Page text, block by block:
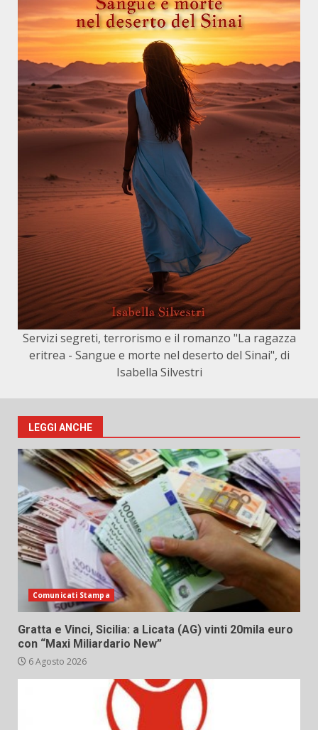
Servizi segreti, terrorismo e il romanzo "La ragazza
eritrea - Sangue e morte nel deserto del Sinai", di
Isabella Silvestri
LEGGI ANCHE
Comunicati Stampa
Gratta e Vinci, Sicilia: a Licata (AG) vinti 20mila euro
con “Maxi Miliardario New”
6 Agosto 2026